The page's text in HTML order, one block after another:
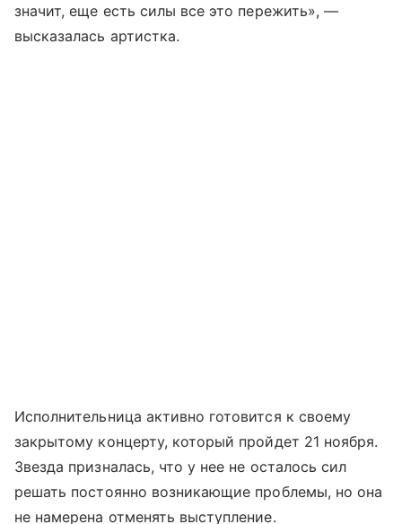
значит, еще есть силы все это пережить», —
высказалась артистка.
Исполнительница активно готовится к своему
закрытому концерту, который пройдет 21 ноября.
Звезда призналась, что у нее не осталось сил
решать постоянно возникающие проблемы, но она
не намерена отменять выступление.